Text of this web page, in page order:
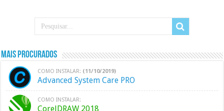
Mais Procurados
COMO INSTALAR: (11/10/2019)
Advanced System Care PRO
COMO INSTALAR:
CorelDRAW 2018